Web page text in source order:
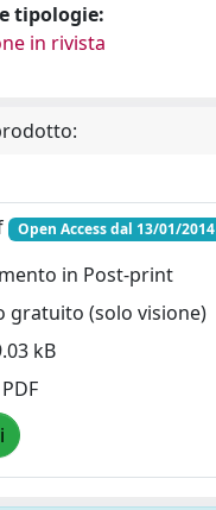
tipologie:
in rivista
Open Access dal 13/01/2014
in Post-print
gratuito (solo visione)
kB